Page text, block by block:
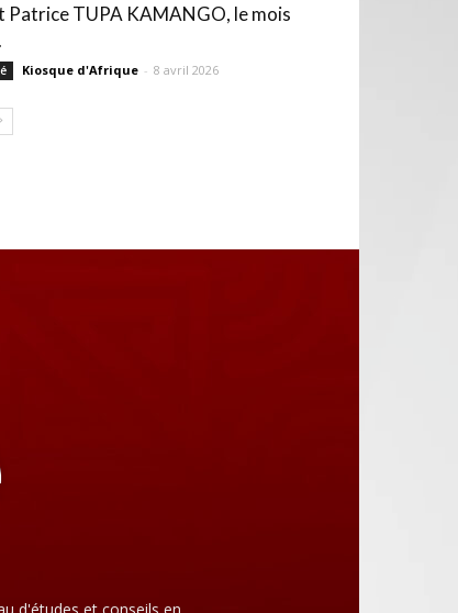
Patrice TUPA KAMANGO, le mois
Kiosque d'Afrique - 8 avril 2026
d'études et conseils en